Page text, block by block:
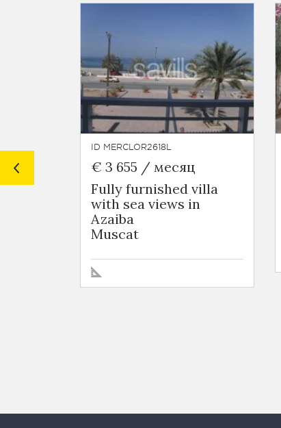
ID MERCLOR2618L
€ 3 655 / месяц
Fully furnished villa
with sea views in
Azaiba
Muscat